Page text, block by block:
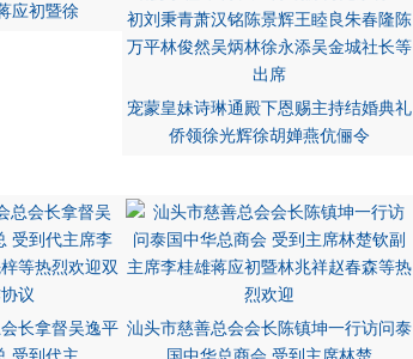
应初暨徐
宠蒙皇妹诗琳通殿下恩赐主持结婚典礼
侨领徐光辉徐胡婵燕伉俪令
长拿督吴逸平 汕头市慈善总会会长陈镇坤一行访问泰